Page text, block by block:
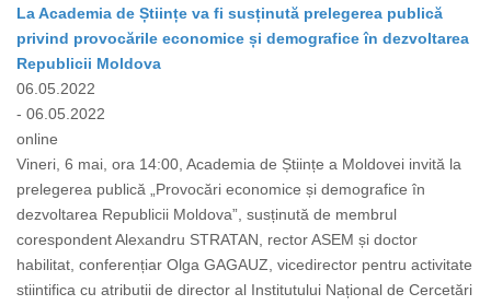
La Academia de Științe va fi susținută prelegerea publică
privind provocările economice și demografice în dezvoltarea
Republicii Moldova
06.05.2022
- 06.05.2022
online
Vineri, 6 mai, ora 14:00, Academia de Științe a Moldovei invită la
prelegerea publică „Provocări economice și demografice în
dezvoltarea Republicii Moldova”, susținută de membrul
corespondent Alexandru STRATAN, rector ASEM și doctor
habilitat, conferențiar Olga GAGAUZ, vicedirector pentru activitate
stiintifica cu atributii de director al Institutului Național de Cercetări